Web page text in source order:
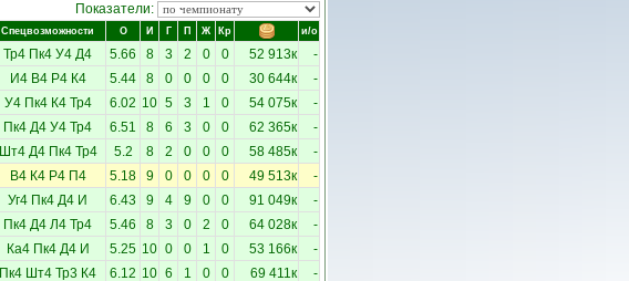
Показатели:
Спецвозможности О И Г П Ж Кр и/о
Тр4 Пк4 У4 Д4 5.66 8 3 2 0 0 52 913к -
И4 В4 Р4 К4 5.44 8 0 0 0 0 30 644к -
У4 Пк4 К4 Тр4 6.02 10 5 3 1 0 54 075к -
Пк4 Д4 У4 Тр4 6.51 8 6 3 0 0 62 365к -
Шт4 Д4 Пк4 Тр4 5.2 8 2 0 0 0 58 485к -
В4 К4 Р4 П4 5.18 9 0 0 0 0 49 513к -
Уг4 Пк4 Д4 И 6.43 9 4 9 0 0 91 049к -
Пк4 Д4 Л4 Тр4 5.46 8 3 0 2 0 64 028к -
Ка4 Пк4 Д4 И 5.25 10 0 0 1 0 53 166к -
Пк4 Шт4 Тр3 К4 6.12 10 6 1 0 0 69 411к -